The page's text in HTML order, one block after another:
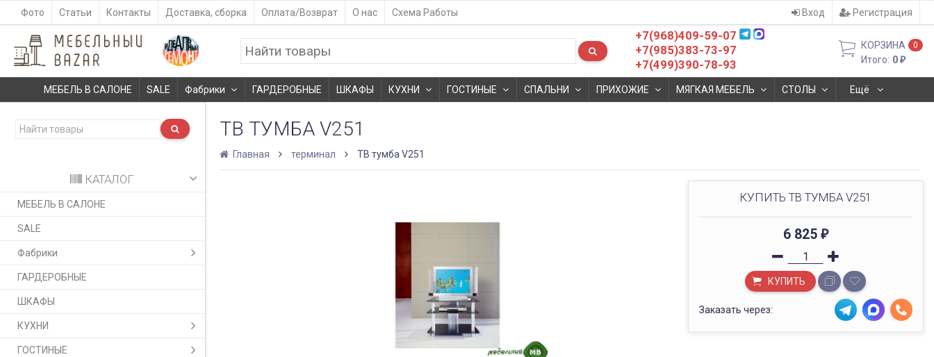
Фото Статьи Контакты Доставка, сборка Оплата/Возврат О нас Схема Работы Вход Регистрация
+7(968)409-59-07
+7(985)383-73-97
+7(499)390-78-93
КОРЗИНА 0
Итого: 0₽
МЕБЕЛЬ В САЛОНЕ SALE Фабрики ГАРДЕРОБНЫЕ ШКАФЫ КУХНИ ГОСТИНЫЕ СПАЛЬНИ ПРИХОЖИЕ МЯГКАЯ МЕБЕЛЬ СТОЛЫ Ещё
КАТАЛОГ
МЕБЕЛЬ В САЛОНЕ
SALE
Фабрики
ГАРДЕРОБНЫЕ
ШКАФЫ
КУХНИ
ГОСТИНЫЕ
ТВ ТУМБА V251
Главная терминал ТВ тумба V251
КУПИТЬ ТВ ТУМБА V251
6 825 ₽
КУПИТЬ
Заказать через: